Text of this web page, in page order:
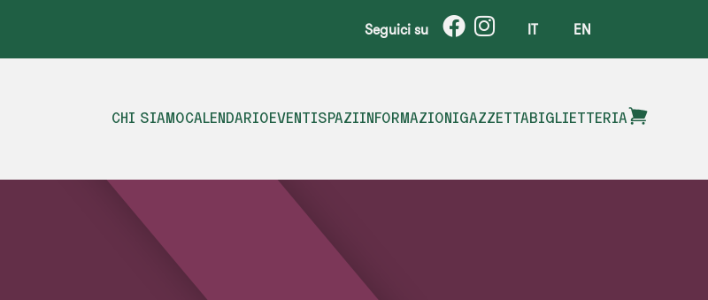
Seguici su IT EN
CHI SIAMOCALENDARIOEVENTISPAZIINFORMAZIONIGAZZETTABIGLIETTERIA